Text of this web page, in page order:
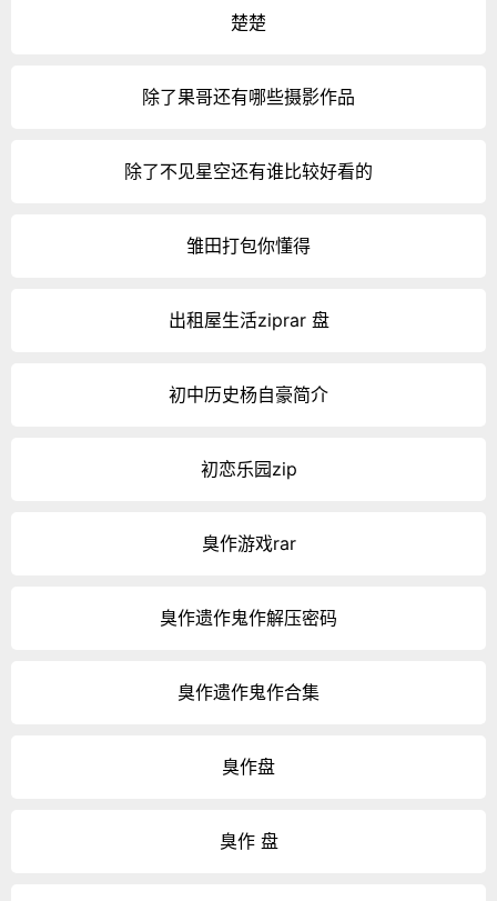
楚楚
除了果哥还有哪些摄影作品
除了不见星空还有谁比较好看的
雏田打包你懂得
出租屋生活ziprar 盘
初中历史杨自豪简介
初恋乐园zip
臭作游戏rar
臭作遗作鬼作解压密码
臭作遗作鬼作合集
臭作盘
臭作 盘